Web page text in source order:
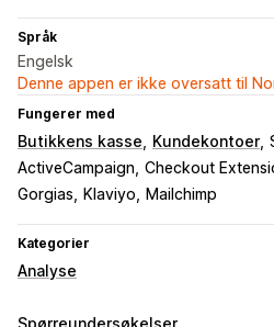
Språk
Engelsk
Denne appen er ikke oversatt til
Fungerer med
Butikkens kasse Kundekontoer
ActiveCampaign Checkout
Gorgias
Klaviyo Mailchimp
Kategorier
Analyse
Kundeatferd